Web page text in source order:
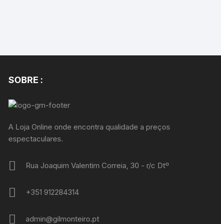
SOBRE :
A Loja Online onde encontra qualidade a preços
espectaculares.
Rua Joaquim Valentim Correia, 30 - r/c Dtº
+351 912284314
admin@gilmonteiro.pt